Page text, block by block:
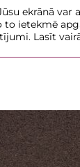
ekrānā var
to ietekmē
Lasīt